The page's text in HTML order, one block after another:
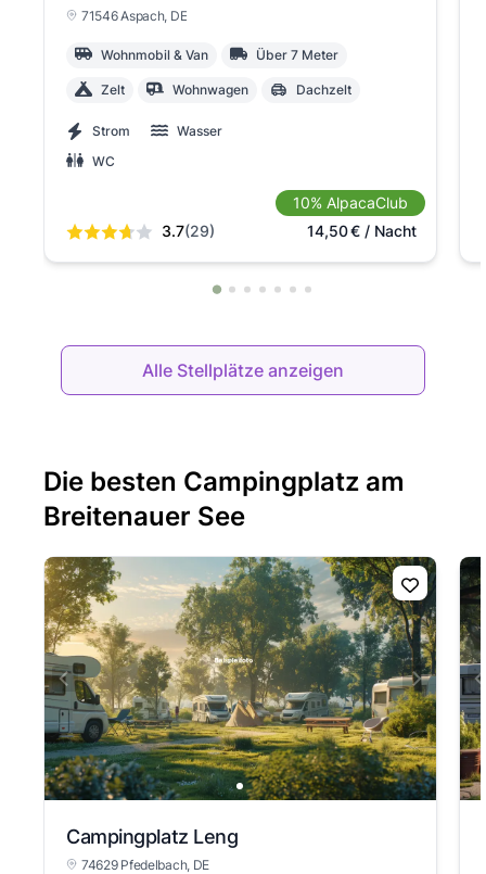
71546 Aspach, DE
Wohnmobil & Van Über 7 Meter
Zelt Wohnwagen Dachzelt
Strom
Wasser
WC
3.7(29)
10% AlpacaClub
14,50€/ Nacht
Alle Stellplätze anzeigen
Die besten Campingplatz am
Breitenauer See
Campingplatz Leng
74629 Pfedelbach, DE